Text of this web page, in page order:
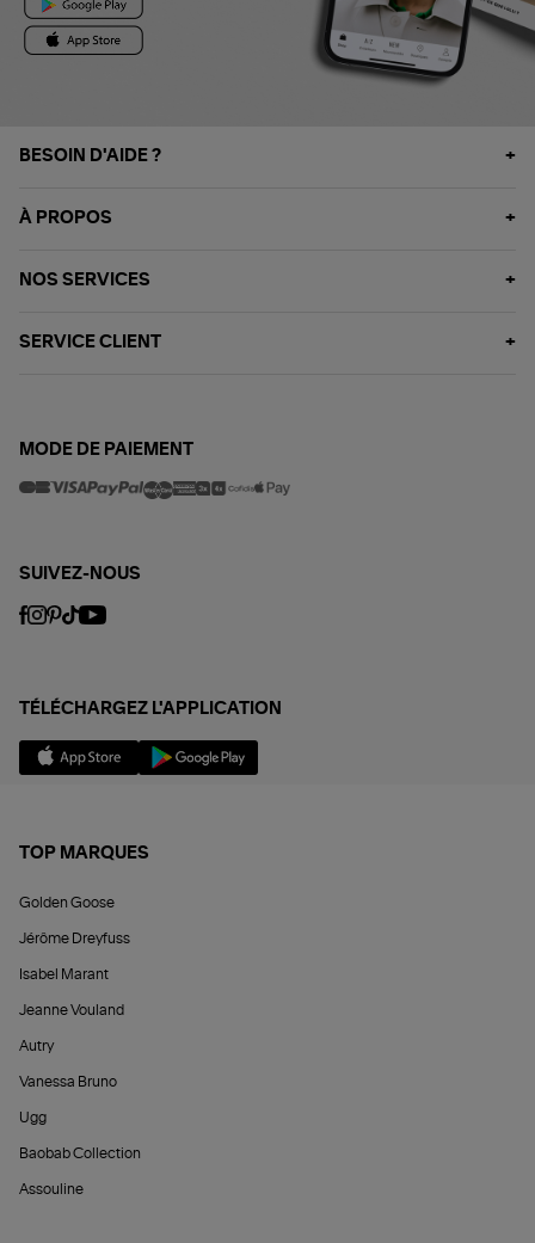
BESOIN D'AIDE ?
À PROPOS
NOS SERVICES
SERVICE CLIENT
MODE DE PAIEMENT
SUIVEZ-NOUS
TÉLÉCHARGEZ L'APPLICATION
TOP MARQUES
Golden Goose
Jérôme Dreyfuss
Isabel Marant
Jeanne Vouland
Autry
Vanessa Bruno
Ugg
Baobab Collection
Assouline